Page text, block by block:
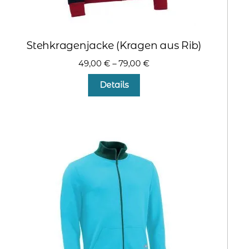
Stehkragenjacke (Kragen aus Rib)
49,00 € – 79,00 €
Details
Optionen
können
auf
der
Produktseite
gewählt
werden